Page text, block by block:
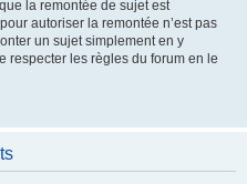
la remontée de sujet est
autoriser la remontée n’est pas
un sujet simplement en y
respecter les règles du forum en le